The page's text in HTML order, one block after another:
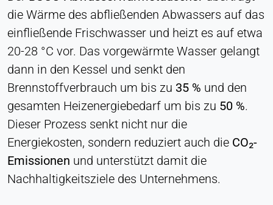
die Wärme des abfließenden Abwassers auf das
einfließende Frischwasser und heizt es auf etwa
20-28 °C vor. Das vorgewärmte Wasser gelangt
dann in den Kessel und senkt den
Brennstoffverbrauch um bis zu 35 % und den
gesamten Heizenergiebedarf um bis zu 50 %.
Dieser Prozess senkt nicht nur die
Energiekosten, sondern reduziert auch die CO₂-
Emissionen und unterstützt damit die
Nachhaltigkeitsziele des Unternehmens.
Leadinfo
Name:
_li_id.#, _li_id.#.expires, _li_ses.#,
_li_ses.#.expires, _li_ses.#.expires,
snowplowOutQueue_#_post2,
snowplowOutQueue_#_post2.expires
Anbieter:
Leadinfo B.V.
Zweck:
Unternehmensidentifikation (B2B)
Cookie Laufzeit: